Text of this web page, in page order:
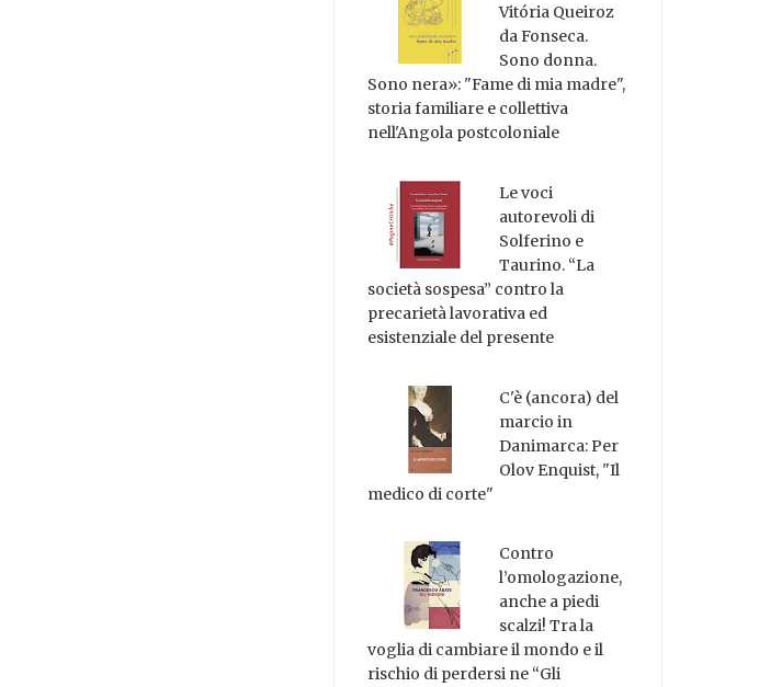
Vitória Queiroz
da Fonseca.
Sono donna.
Sono nera»: "Fame di mia madre",
storia familiare e collettiva
nell'Angola postcoloniale
Le voci
autorevoli di
Solferino e
Taurino. “La
società sospesa” contro la
precarietà lavorativa ed
esistenziale del presente
C'è (ancora) del
marcio in
Danimarca: Per
Olov Enquist, "Il
medico di corte"
Contro
l’omologazione,
anche a piedi
scalzi! Tra la
voglia di cambiare il mondo e il
rischio di perdersi ne “Gli